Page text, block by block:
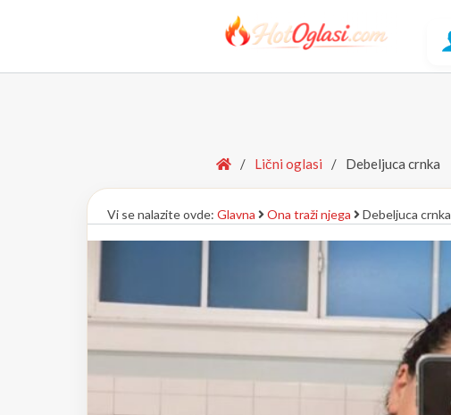
Home
/ Lični oglasi / Debeljuca crnka
Vi se nalazite ovde: Glavna Ona traži njega Debeljuca crnka